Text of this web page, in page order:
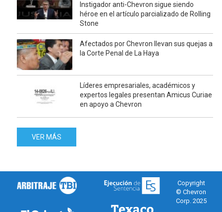
Instigador anti-Chevron sigue siendo
héroe en el artículo parcializado de Rolling
Stone
Afectados por Chevron llevan sus quejas a
la Corte Penal de La Haya
Líderes empresariales, académicos y
expertos legales presentan Amicus Curiae
en apoyo a Chevron
VER MÁS
Copyright
© Chevron
Corp. 2025